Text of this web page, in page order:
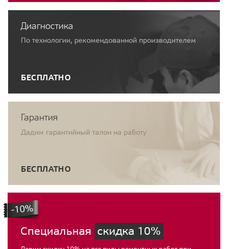
Диагностика
По технологии, рекомендованной производителем
БЕСПЛАТНО
Гарантия
Дадим гарантийный талон на работу
БЕСПЛАТНО
Специальная скидка 10%